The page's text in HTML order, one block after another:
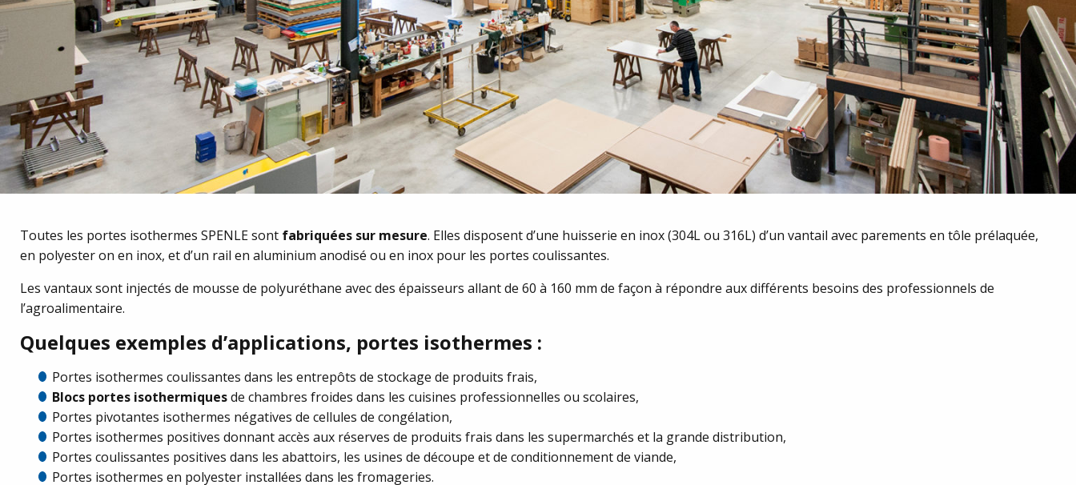
Toutes les portes isothermes SPENLE sont fabriquées sur mesure. Elles disposent d’une huisserie en inox (304L ou 316L) d’un vantail avec parements en tôle prélaquée,
en polyester on en inox, et d’un rail en aluminium anodisé ou en inox pour les portes coulissantes.
Les vantaux sont injectés de mousse de polyuréthane avec des épaisseurs allant de 60 à 160 mm de façon à répondre aux différents besoins des professionnels de
l’agroalimentaire.
Quelques exemples d’applications, portes isothermes :
Portes isothermes coulissantes dans les entrepôts de stockage de produits frais,
Blocs portes isothermiquesde chambres froides dans les cuisines professionnelles ou scolaires,
Portes pivotantes isothermes négatives de cellules de congélation,
Portes isothermes positives donnant accès aux réserves de produits frais dans les supermarchés et la grande distribution,
Portes coulissantes positives dans les abattoirs, les usines de découpe et de conditionnement de viande,
Portes isothermes en polyester installées dans les fromageries.